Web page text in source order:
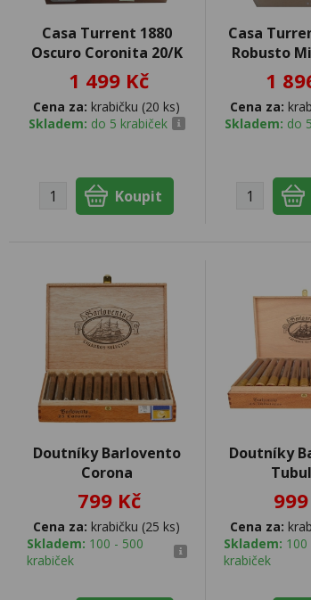
Casa Turrent 1880
Oscuro Coronita 20/K
1 499 Kč
Cena za: krabičku (20 ks)
Skladem: do 5 krabiček
Casa
Robusto
1
Cena za:
Skladem: do
Doutníky Barlovento
Corona
799 Kč
Cena za: krabičku (25 ks)
Skladem: 100 - 500
krabiček
Doutníky
Cena za:
Skladem: 100
krabiček